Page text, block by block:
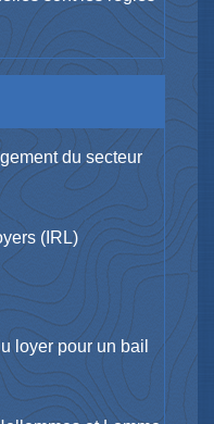
du secteur
(IRL)
loyer pour un bail